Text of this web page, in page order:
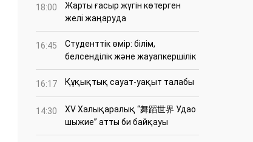
18:00
Жарты ғасыр жүгін көтерген
желі жаңаруда
16:45
Студенттік өмір: білім,
белсенділік және жауапкершілік
16:17 Құқықтық сауат-уақыт талабы
14:30
XV Халықаралық “舞蹈世界 Удао
шыжие” атты би байқауы